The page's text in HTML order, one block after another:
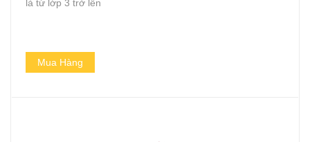
là từ lớp 3 trở lên
Mua Hàng